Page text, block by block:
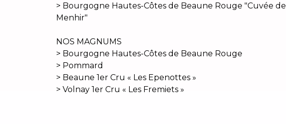
> Bourgogne Hautes-Côtes de Beaune Rouge "Cuvée de
Menhir"
NOS MAGNUMS
> Bourgogne Hautes-Côtes de Beaune Rouge
> Pommard
> Beaune 1er Cru « Les Epenottes »
> Volnay 1er Cru « Les Fremiets »